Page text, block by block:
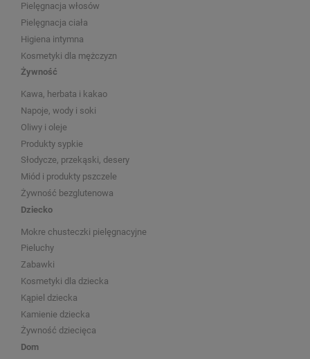
Pielęgnacja włosów
Pielęgnacja ciała
Higiena intymna
Kosmetyki dla mężczyzn
Żywność
Kawa, herbata i kakao
Napoje, wody i soki
Oliwy i oleje
Produkty sypkie
Słodycze, przekąski, desery
Miód i produkty pszczele
Żywność bezglutenowa
Dziecko
Mokre chusteczki pielęgnacyjne
Pieluchy
Zabawki
Kosmetyki dla dziecka
Kąpiel dziecka
Kamienie dziecka
Żywność dziecięca
Dom